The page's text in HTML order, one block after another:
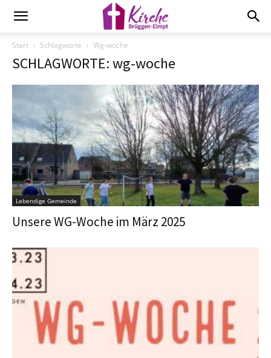
Start Schlagworte Wg-woche
SCHLAGWORTE: wg-woche
Lebendige Gemeinde
Unsere WG-Woche im März 2025